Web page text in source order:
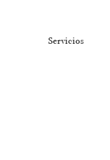
Servicios